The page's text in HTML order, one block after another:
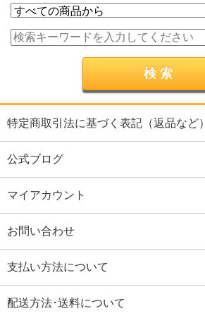
特定商取引法に基づく表記（返品など）
公式ブログ
マイアカウント
お問い合わせ
支払い方法について
配送方法･送料について